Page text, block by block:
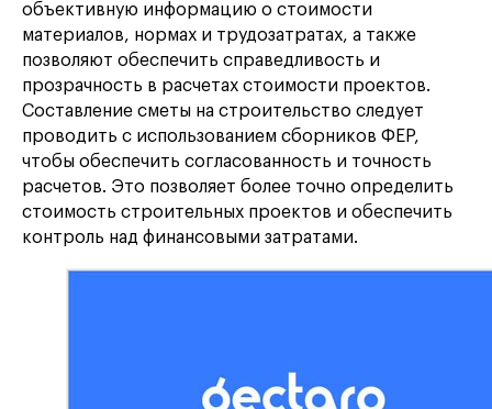
объективную информацию о стоимости
материалов, нормах и трудозатратах, а также
позволяют обеспечить справедливость и
прозрачность в расчетах стоимости проектов.
Составление сметы на строительство следует
проводить с использованием сборников ФЕР,
чтобы обеспечить согласованность и точность
расчетов. Это позволяет более точно определить
стоимость строительных проектов и обеспечить
контроль над финансовыми затратами.